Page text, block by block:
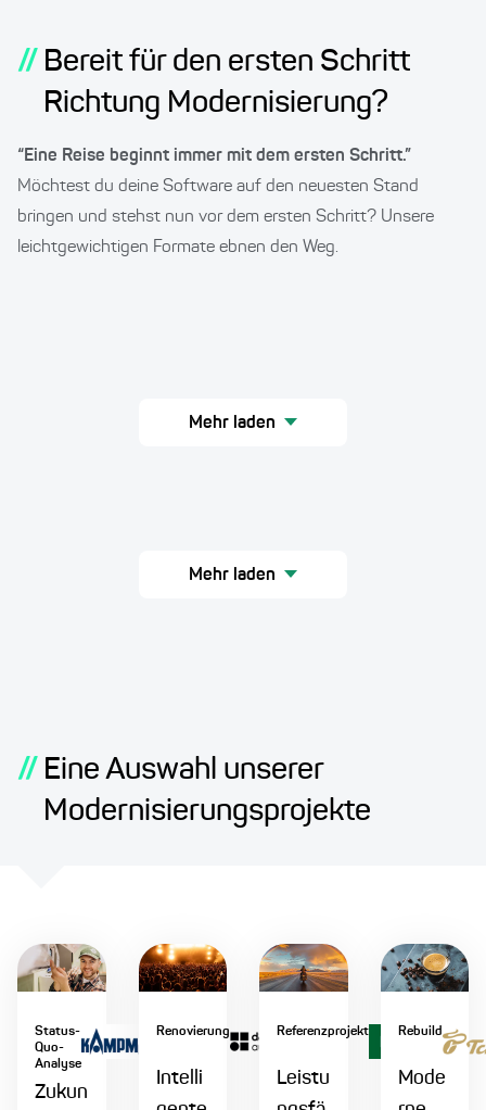
// Bereit für den ersten Schritt
Richtung Modernisierung?
“Eine Reise beginnt immer mit dem ersten Schritt.”
Möchtest du deine Software auf den neuesten Stand
bringen und stehst nun vor dem ersten Schritt? Unsere
leichtgewichtigen Formate ebnen den Weg.
Mehr laden
Mehr laden
// Eine Auswahl unserer
Modernisierungsprojekte
Status-
Quo-
Analyse
Zukun
Renovierung
Intelli
Referenzprojekt
Leistu
Rebuild
Mode